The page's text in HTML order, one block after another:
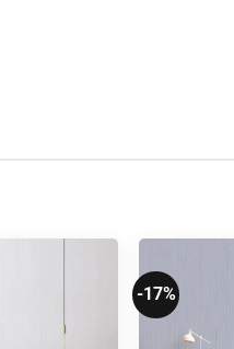
-17%